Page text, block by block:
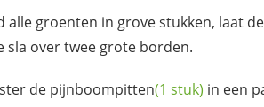
alle groenten in grove stukken, laat de
sla over twee grote borden.
de pijnboompitten(1 stuk) in een